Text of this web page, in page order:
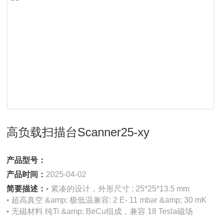
高负载扫描台Scanner25-xy
产品型号：
产品时间： 2025-04-02
简要描述：• 紧凑的设计，外形尺⼨ : 25*25*13.5 mm
• 超⾼真空 &amp; 极低温兼容: 2 E- 11 mbar &amp; 30 mK
• ⽆磁材料 纯Ti &amp; BeCu组成，兼容 18 Tesla磁场